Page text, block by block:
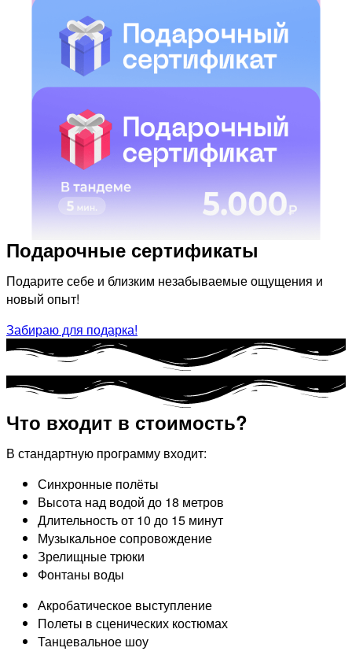
Подарочные сертификаты
Подарите себе и близким незабываемые ощущения и
новый опыт!
Забираю для подарка!
Что входит в стоимость?
В стандартную программу входит:
Синхронные полёты
Высота над водой до 18 метров
Длительность от 10 до 15 минут
Музыкальное сопровождение
Зрелищные трюки
Фонтаны воды​
Акробатическое выступление
Полеты в сценических костюмах
Танцевальное шоу